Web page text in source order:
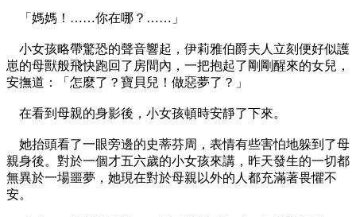
「媽媽！……你在哪？……」
小女孩略帶驚恐的聲音響起，伊莉雅伯爵夫人立刻便好似護
崽的母獸般飛快跑回了房間內，一把抱起了剛剛醒來的女兒，
安撫道：「怎麼了？寶貝兒！做惡夢了？」
在看到母親的身影後，小女孩頓時安靜了下來。
她抬頭看了一眼旁邊的史蒂芬周，表情有些害怕地躲到了母
親身後。對於一個才五六歲的小女孩來講，昨天發生的一切都
無異於一場噩夢，她現在對於母親以外的人都充滿著畏懼不
安。